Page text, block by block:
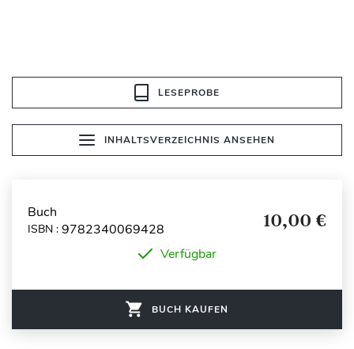
LESEPROBE
INHALTSVERZEICHNIS ANSEHEN
Buch
ISBN : 9782340069428 10,00 €
Verfügbar
BUCH KAUFEN